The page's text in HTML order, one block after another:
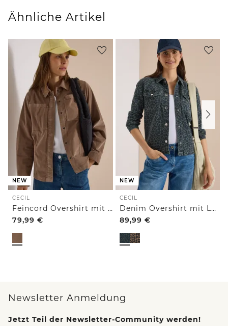
Ähnliche Artikel
NEW
CECIL
Feincord Overshirt mit Brusttaschen
79,99 €
NEW
CECIL
Denim Overshirt mit Leo-Muster
89,99 €
Newsletter Anmeldung
Jetzt Teil der Newsletter-Community werden!